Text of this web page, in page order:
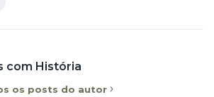
com História
os posts do autor